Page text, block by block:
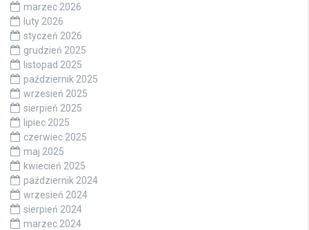
marzec 2026
luty 2026
styczeń 2026
grudzień 2025
listopad 2025
październik 2025
wrzesień 2025
sierpień 2025
lipiec 2025
czerwiec 2025
maj 2025
kwiecień 2025
październik 2024
wrzesień 2024
sierpień 2024
marzec 2024